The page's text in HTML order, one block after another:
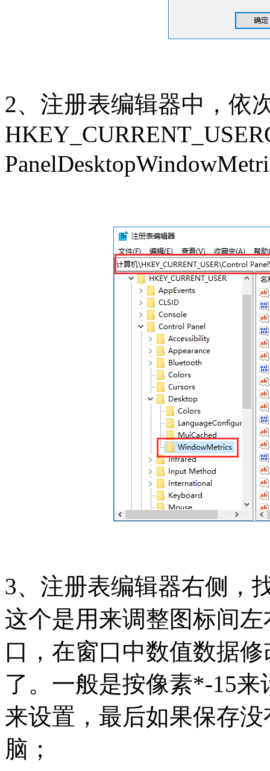
2、注册表编辑器中，依
3、注册表编辑器右侧，
这个是用来调整图标间
口，在窗口中数值数据
了。一般是按像素*-15
来设置，最后如果保存
脑；